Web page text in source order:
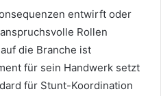
entwirft oder
Rollen
die Branche ist
für sein Handwerk setzt
für Stunt-Koordination